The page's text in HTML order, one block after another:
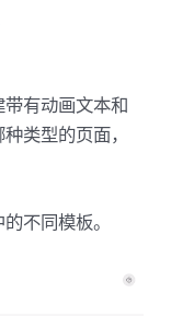
有动画文本和
类型的页面，
不同模板。